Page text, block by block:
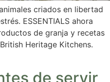
criados en libertad
ESSENTIALS ahora
de granja y recetas
Heritage Kitchens.
de servir